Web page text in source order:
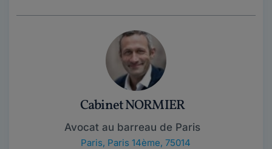
Cabinet NORMIER
Avocat au barreau de Paris
Paris, Paris 14ème, 75014